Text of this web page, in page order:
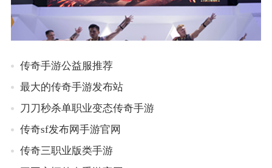
传奇手游公益服推荐
最大的传奇手游发布站
刀刀秒杀单职业变态传奇手游
传奇sf发布网手游官网
传奇三职业版类手游